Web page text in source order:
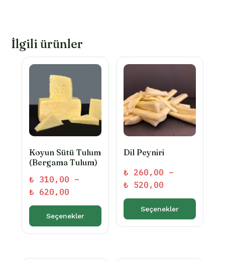
İlgili ürünler
Koyun Sütü Tulum
(Bergama Tulum)
₺ 310,00 –
₺ 620,00Fiyat
aralığı:
₺ 310,00
-
Seçenekler
Bu
birden
Dil Peyniri
₺ 260,00 –
₺ 520,00
aralığı:
₺ 260,00
-
Seçenekler
Bu